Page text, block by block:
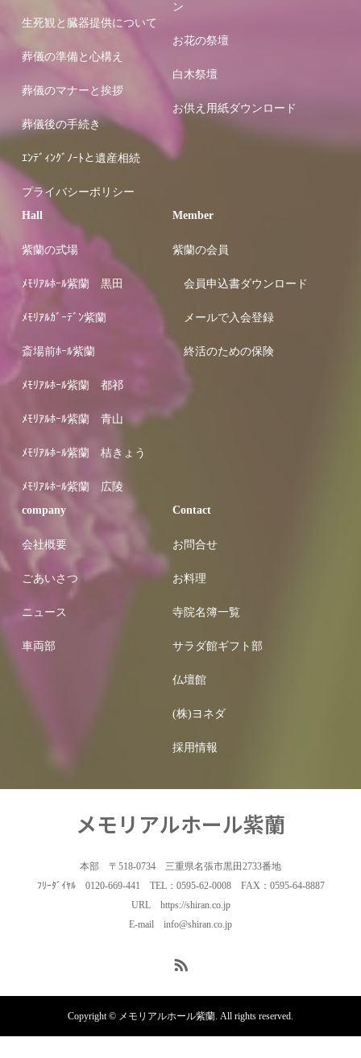
生死観と臓器提供について
葬儀の準備と心構え
葬儀のマナーと挨拶
葬儀後の手続き
ｴﾝﾃﾞｨﾝｸﾞﾉｰﾄと遺産相続
プライバシーポリシー
ン
お花の祭壇
白木祭壇
お供え用紙ダウンロード
Hall
紫蘭の式場
ﾒﾓﾘｱﾙﾎｰﾙ紫蘭 黒田
ﾒﾓﾘｱﾙｶﾞｰﾃﾞﾝ紫蘭
斎場前ﾎｰﾙ紫蘭
ﾒﾓﾘｱﾙﾎｰﾙ紫蘭 都祁
ﾒﾓﾘｱﾙﾎｰﾙ紫蘭 青山
ﾒﾓﾘｱﾙﾎｰﾙ紫蘭 桔きょう
ﾒﾓﾘｱﾙﾎｰﾙ紫蘭 広陵
Member
紫蘭の会員
会員申込書ダウンロード
メールで入会登録
終活のための保険
company
会社概要
ごあいさつ
ニュース
車両部
Contact
お問合せ
お料理
寺院名簿一覧
サラダ館ギフト部
仏壇館
(株)ヨネダ
採用情報
メモリアルホール紫蘭
本部 〒518-0734 三重県名張市黒田2733番地
ﾌﾘｰﾀﾞｲﾔﾙ 0120-669-441 TEL：0595-62-0008 FAX：0595-64-8887
URL https://shiran.co.jp
E-mail info@shiran.co.jp
Copyright © メモリアルホール紫蘭. All rights reserved.